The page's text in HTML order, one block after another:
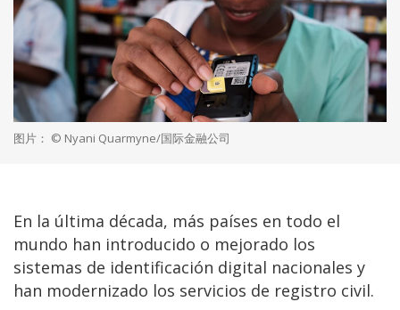
图片： © Nyani Quarmyne/国际金融公司
En la última década, más países en todo el
mundo han introducido o mejorado los
sistemas de identificación digital nacionales y
han modernizado los servicios de registro civil.